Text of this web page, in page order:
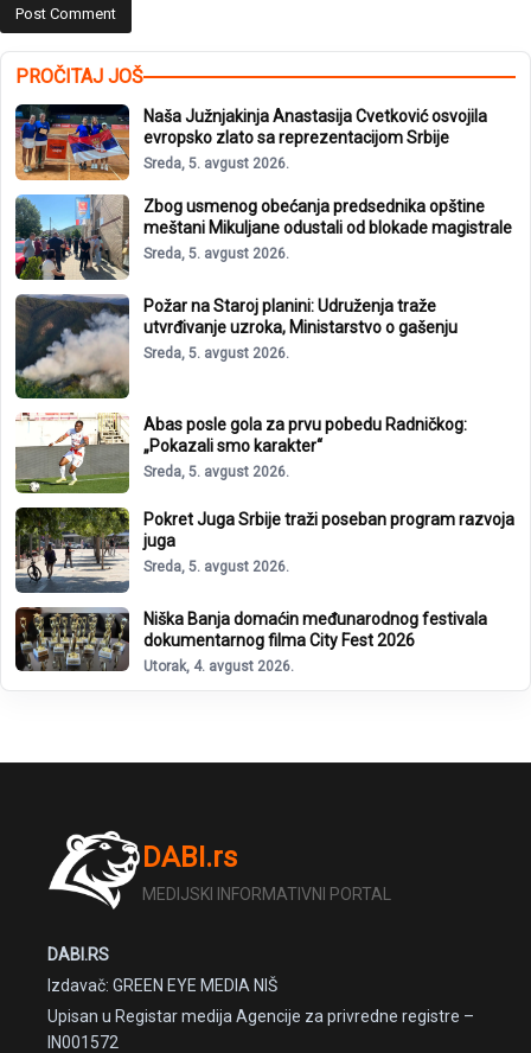
PROČITAJ JOŠ
Naša Južnjakinja Anastasija Cvetković osvojila
evropsko zlato sa reprezentacijom Srbije
Sreda, 5. avgust 2026.
Zbog usmenog obećanja predsednika opštine
meštani Mikuljane odustali od blokade magistrale
Sreda, 5. avgust 2026.
Požar na Staroj planini: Udruženja traže
utvrđivanje uzroka, Ministarstvo o gašenju
Sreda, 5. avgust 2026.
Abas posle gola za prvu pobedu Radničkog:
„Pokazali smo karakter“
Sreda, 5. avgust 2026.
Pokret Juga Srbije traži poseban program razvoja
juga
Sreda, 5. avgust 2026.
Niška Banja domaćin međunarodnog festivala
dokumentarnog filma City Fest 2026
Utorak, 4. avgust 2026.
DABI.rs
MEDIJSKI INFORMATIVNI PORTAL
DABI.RS
Izdavač: GREEN EYE MEDIA NIŠ
Upisan u Registar medija Agencije za privredne registre –
IN001572